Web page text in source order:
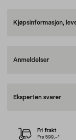
Kjøpsinformasjon,
Anmeldelser
Eksperten svarer
Fri frakt
Fra 599,–*